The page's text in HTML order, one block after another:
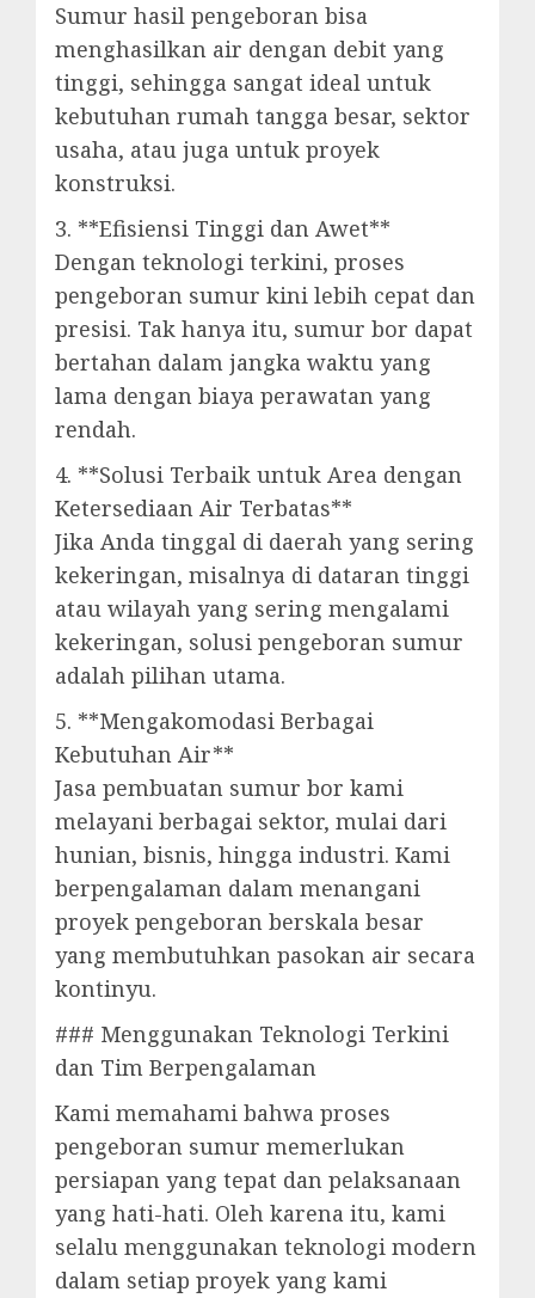
Sumur hasil pengeboran bisa
menghasilkan air dengan debit yang
tinggi, sehingga sangat ideal untuk
kebutuhan rumah tangga besar, sektor
usaha, atau juga untuk proyek
konstruksi.
3. **Efisiensi Tinggi dan Awet**
Dengan teknologi terkini, proses
pengeboran sumur kini lebih cepat dan
presisi. Tak hanya itu, sumur bor dapat
bertahan dalam jangka waktu yang
lama dengan biaya perawatan yang
rendah.
4. **Solusi Terbaik untuk Area dengan
Ketersediaan Air Terbatas**
Jika Anda tinggal di daerah yang sering
kekeringan, misalnya di dataran tinggi
atau wilayah yang sering mengalami
kekeringan, solusi pengeboran sumur
adalah pilihan utama.
5. **Mengakomodasi Berbagai
Kebutuhan Air**
Jasa pembuatan sumur bor kami
melayani berbagai sektor, mulai dari
hunian, bisnis, hingga industri. Kami
berpengalaman dalam menangani
proyek pengeboran berskala besar
yang membutuhkan pasokan air secara
kontinyu.
### Menggunakan Teknologi Terkini
dan Tim Berpengalaman
Kami memahami bahwa proses
pengeboran sumur memerlukan
persiapan yang tepat dan pelaksanaan
yang hati-hati. Oleh karena itu, kami
selalu menggunakan teknologi modern
dalam setiap proyek yang kami